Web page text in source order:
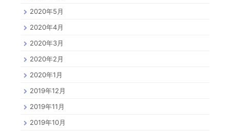
2020年5月
2020年4月
2020年3月
2020年2月
2020年1月
2019年12月
2019年11月
2019年10月